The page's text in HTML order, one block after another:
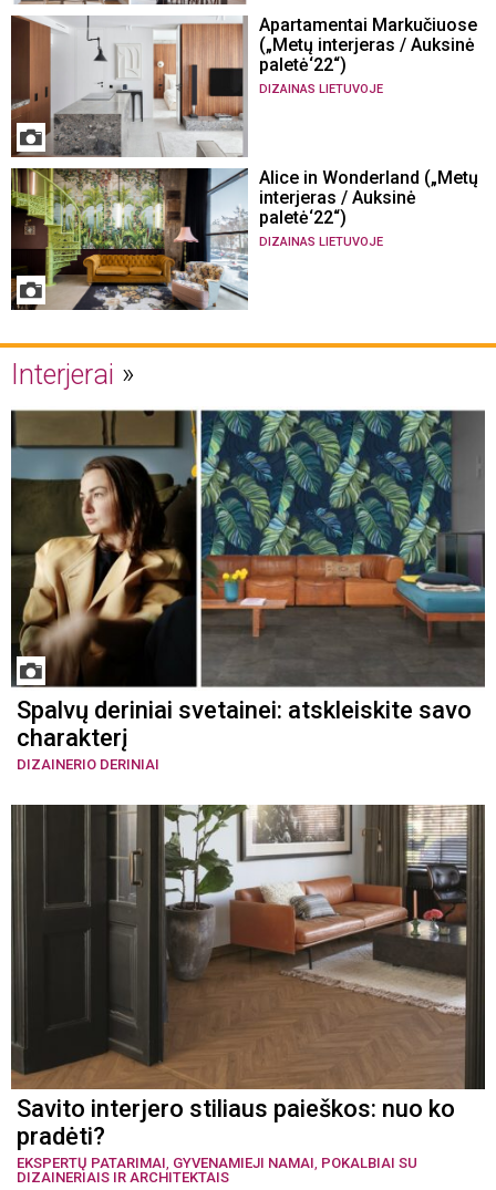
Apartamentai Markučiuose
(„Metų interjeras / Auksinė
paletė‘22“)
DIZAINAS LIETUVOJE
Alice in Wonderland („Metų
interjeras / Auksinė
paletė‘22“)
DIZAINAS LIETUVOJE
Interjerai
Spalvų deriniai svetainei: atskleiskite savo
charakterį
DIZAINERIO DERINIAI
Savito interjero stiliaus paieškos: nuo ko
pradėti?
EKSPERTŲ PATARIMAI GYVENAMIEJI NAMAI POKALBIAI SU
DIZAINERIAIS IR ARCHITEKTAIS